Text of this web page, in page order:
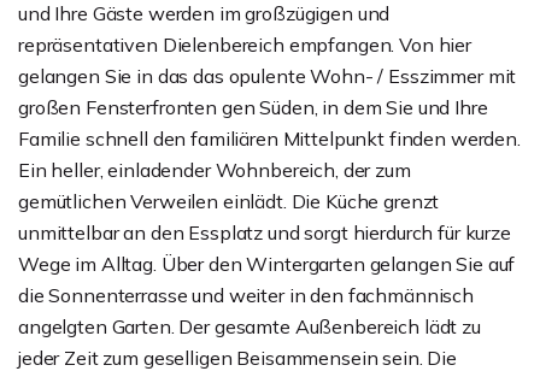
und Ihre Gäste werden im großzügigen und
repräsentativen Dielenbereich empfangen. Von hier
gelangen Sie in das das opulente Wohn- / Esszimmer mit
großen Fensterfronten gen Süden, in dem Sie und Ihre
Familie schnell den familiären Mittelpunkt finden werden.
Ein heller, einladender Wohnbereich, der zum
gemütlichen Verweilen einlädt. Die Küche grenzt
unmittelbar an den Essplatz und sorgt hierdurch für kurze
Wege im Alltag. Über den Wintergarten gelangen Sie auf
die Sonnenterrasse und weiter in den fachmännisch
angelgten Garten. Der gesamte Außenbereich lädt zu
jeder Zeit zum geselligen Beisammensein sein. Die